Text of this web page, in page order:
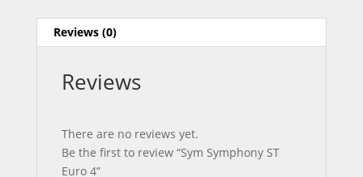
Reviews (0)
Reviews
There are no reviews yet.
Be the first to review “Sym Symphony ST
Euro 4”